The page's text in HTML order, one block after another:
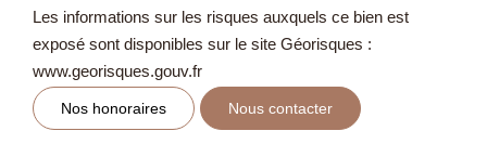
Les informations sur les risques auxquels ce bien est
exposé sont disponibles sur le site Géorisques :
www.georisques.gouv.fr
Nos honoraires Nous contacter